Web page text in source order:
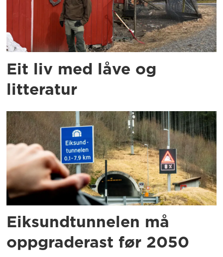
Eit liv med låve og
litteratur
Eiksundtunnelen må
oppgraderast før 2050